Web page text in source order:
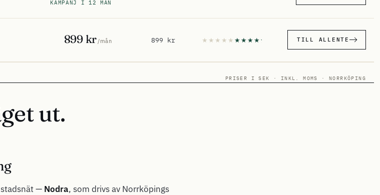
KAMPANJ I 12 MÅN
899 kr/mån 899 kr TILL ALLENTE
PRISER I SEK · INKL. MOMS · NORRKÖPING
ut.
— Nodra, som drivs av Norrköpings